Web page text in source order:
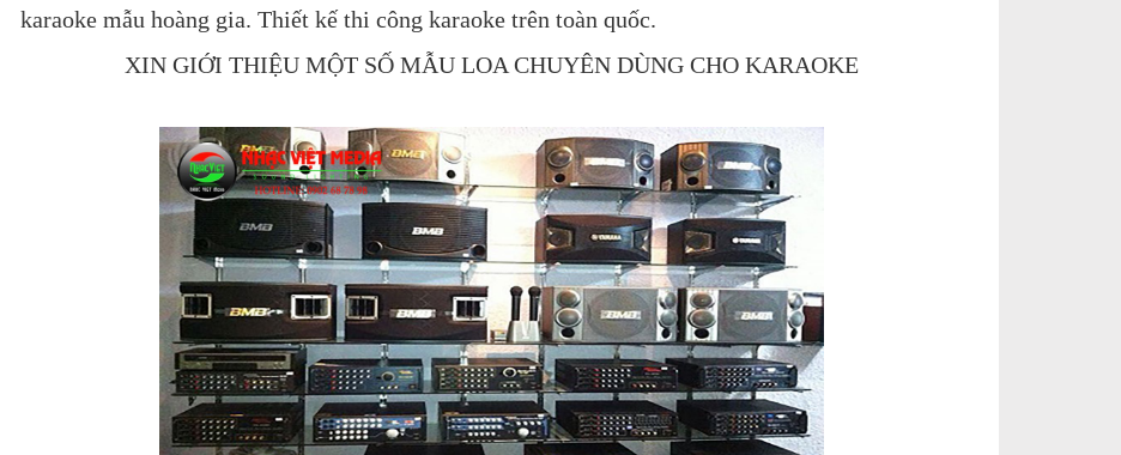
karaoke mẫu hoàng gia. Thiết kế thi công karaoke trên toàn quốc.
XIN GIỚI THIỆU MỘT SỐ MẪU LOA CHUYÊN DÙNG CHO KARAOKE